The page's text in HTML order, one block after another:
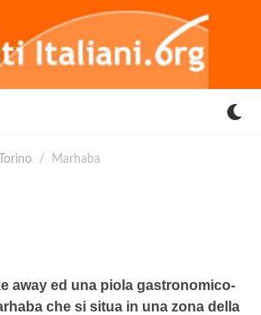
Torino Marhaba
away ed una piola gastronomico-
che si situa in una zona della